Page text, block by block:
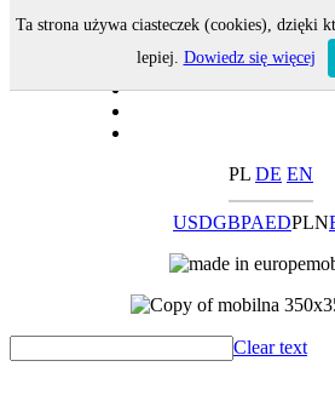
PL DE EN
USDGBPAEDPLN
Clear text
Ta strona używa ciasteczek (cookies), dzięki
lepiej. Dowiedz się więcej